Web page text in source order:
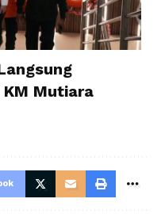
KM Mutiara